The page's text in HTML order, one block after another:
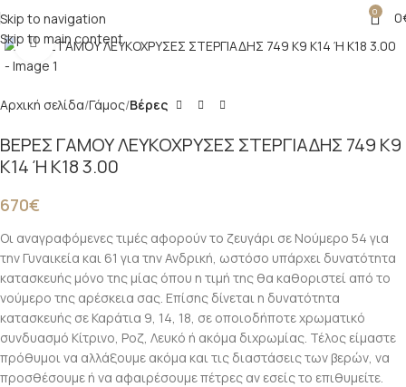
Skip to navigation
Skip to main content
0 0
Click to enlarge
Αρχική σελίδα Γάμος Βέρες
ΒΕΡΕΣ ΓΑΜΟΥ ΛΕΥΚΟΧΡΥΣΕΣ ΣΤΕΡΓΙΑΔΗΣ 749 Κ9
Κ14 Ή Κ18 3.00
670€
Οι αναγραφόμενες τιμές αφορούν το ζευγάρι σε Νούμερο 54 για
την Γυναικεία και 61 για την Ανδρική, ωστόσο υπάρχει δυνατότητα
κατασκευής μόνο της μίας όπου η τιμή της θα καθοριστεί από το
νούμερο της αρέσκεια σας. Επίσης δίνεται η δυνατότητα
κατασκευής σε Καράτια 9, 14, 18, σε οποιοδήποτε χρωματικό
συνδυασμό Κίτρινο, Ροζ, Λευκό ή ακόμα διχρωμίας. Τέλος είμαστε
πρόθυμοι να αλλάξουμε ακόμα και τις διαστάσεις των βερών, να
προσθέσουμε ή να αφαιρέσουμε πέτρες αν εσείς το επιθυμείτε.